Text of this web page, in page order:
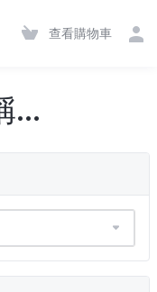
查看購物車
...